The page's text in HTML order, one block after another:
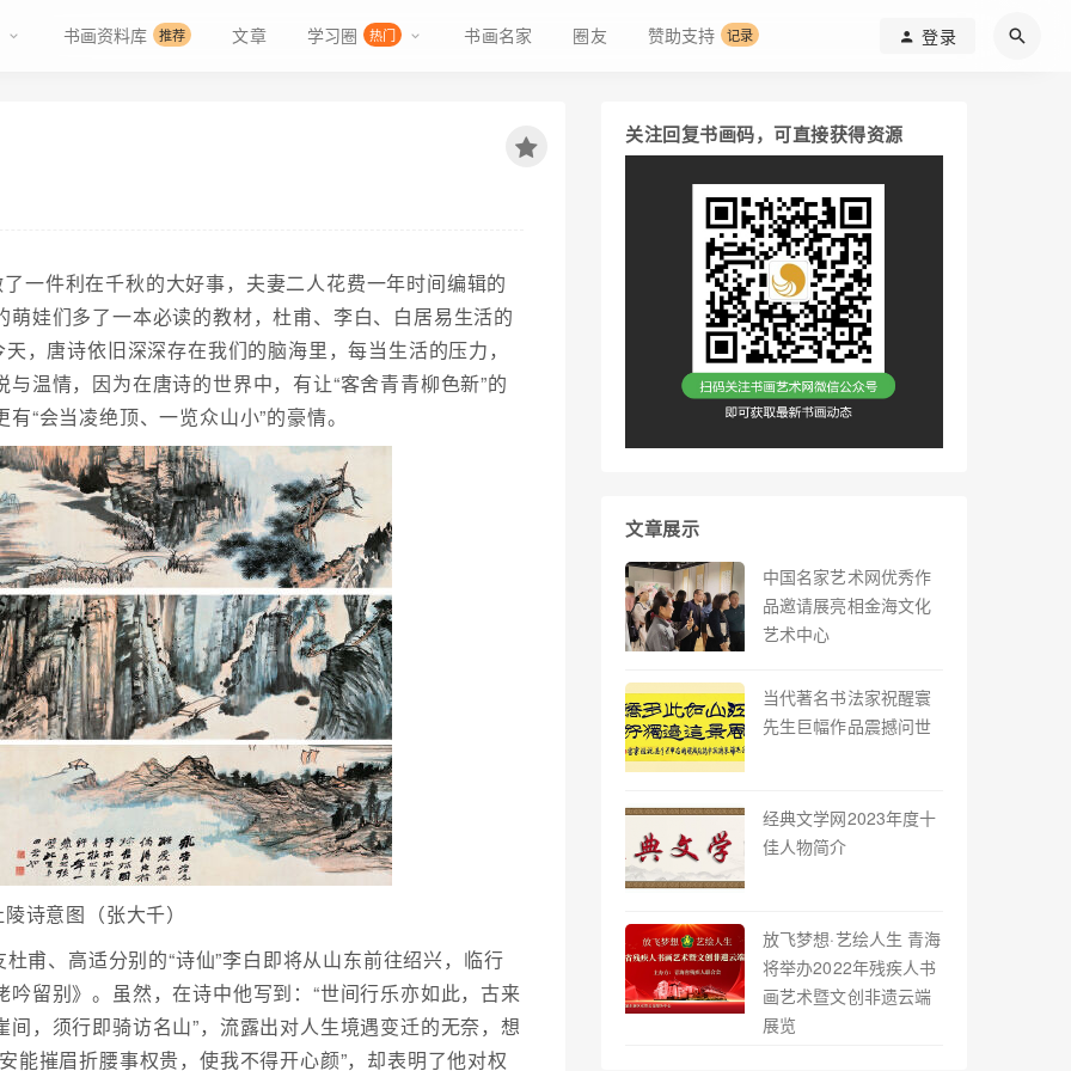
书画资料库 推荐 文章 学习圈 热门 书画名家 圈友 赞助支持 记录 登录
一件利在千秋的大好事，夫妻二人花费一年时间编辑的
娃们多了一本必读的教材，杜甫、李白、白居易生活的
，唐诗依旧深深存在我们的脑海里，每当生活的压力，
温情，因为在唐诗的世界中，有让“客舍青青柳色新”的
“会当凌绝顶、一览众山小”的豪情。
诗意图（张大千）
、高适分别的“诗仙”李白即将从山东前往绍兴，临行
留别》。虽然，在诗中他写到：“世间行乐亦如此，古来
，须行即骑访名山”，流露出对人生境遇变迁的无奈，想
能摧眉折腰事权贵，使我不得开心颜”，却表明了他对权
关注回复书画码，可直接获得资源
文章展示
中国名家艺术网优秀作
品邀请展亮相金海文化
艺术中心
当代著名书法家祝醒寰
先生巨幅作品震撼问世
经典文学网2023年度十
佳人物简介
放飞梦想·艺绘人生 青海
将举办2022年残疾人书
画艺术暨文创非遗云端
展览